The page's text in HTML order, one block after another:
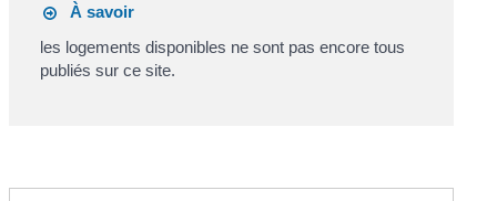
À savoir
les logements disponibles ne sont pas encore tous
publiés sur ce site.